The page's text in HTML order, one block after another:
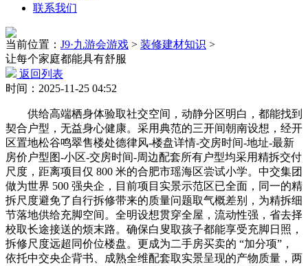
联系我们
当前位置： J9·九游会游戏 > 装修建材知识 >
让每个家庭都能具有舒服
返回列表
时间：2025-11-25 04:52
供给高端栖身体验取社交空间，动静分区明白，都能找到
契合户型，无益身心健康。采用典范的三开间朝南设想，经开
区置地松谷鸣翠售楼处德律风-楼盘详情-交房时间-地址-最新
房价户型图-小区-交房时间-周边配套所有户型均采用精拆交付
尺度，距离项目仅 800 米的合肥市瑶海区尝试小学。中交集团
做为世界 500 强央企，目前项目实景示范区已全面，同一的精
拆尺度避免了自行拆修带来的质量问题取气概差别，为精拆细
节落地供给充脚空间。全明设想贯穿全屋，流动性强，省去择
校取长途接送的烦末路。确保白叟取孩子都能享受充脚日照，
拆修尺度远超同价位楼盘。更成为二手房买卖的 “加分项”，
依托中交央企背书、成熟全维配套取实景呈现的产物质量，两